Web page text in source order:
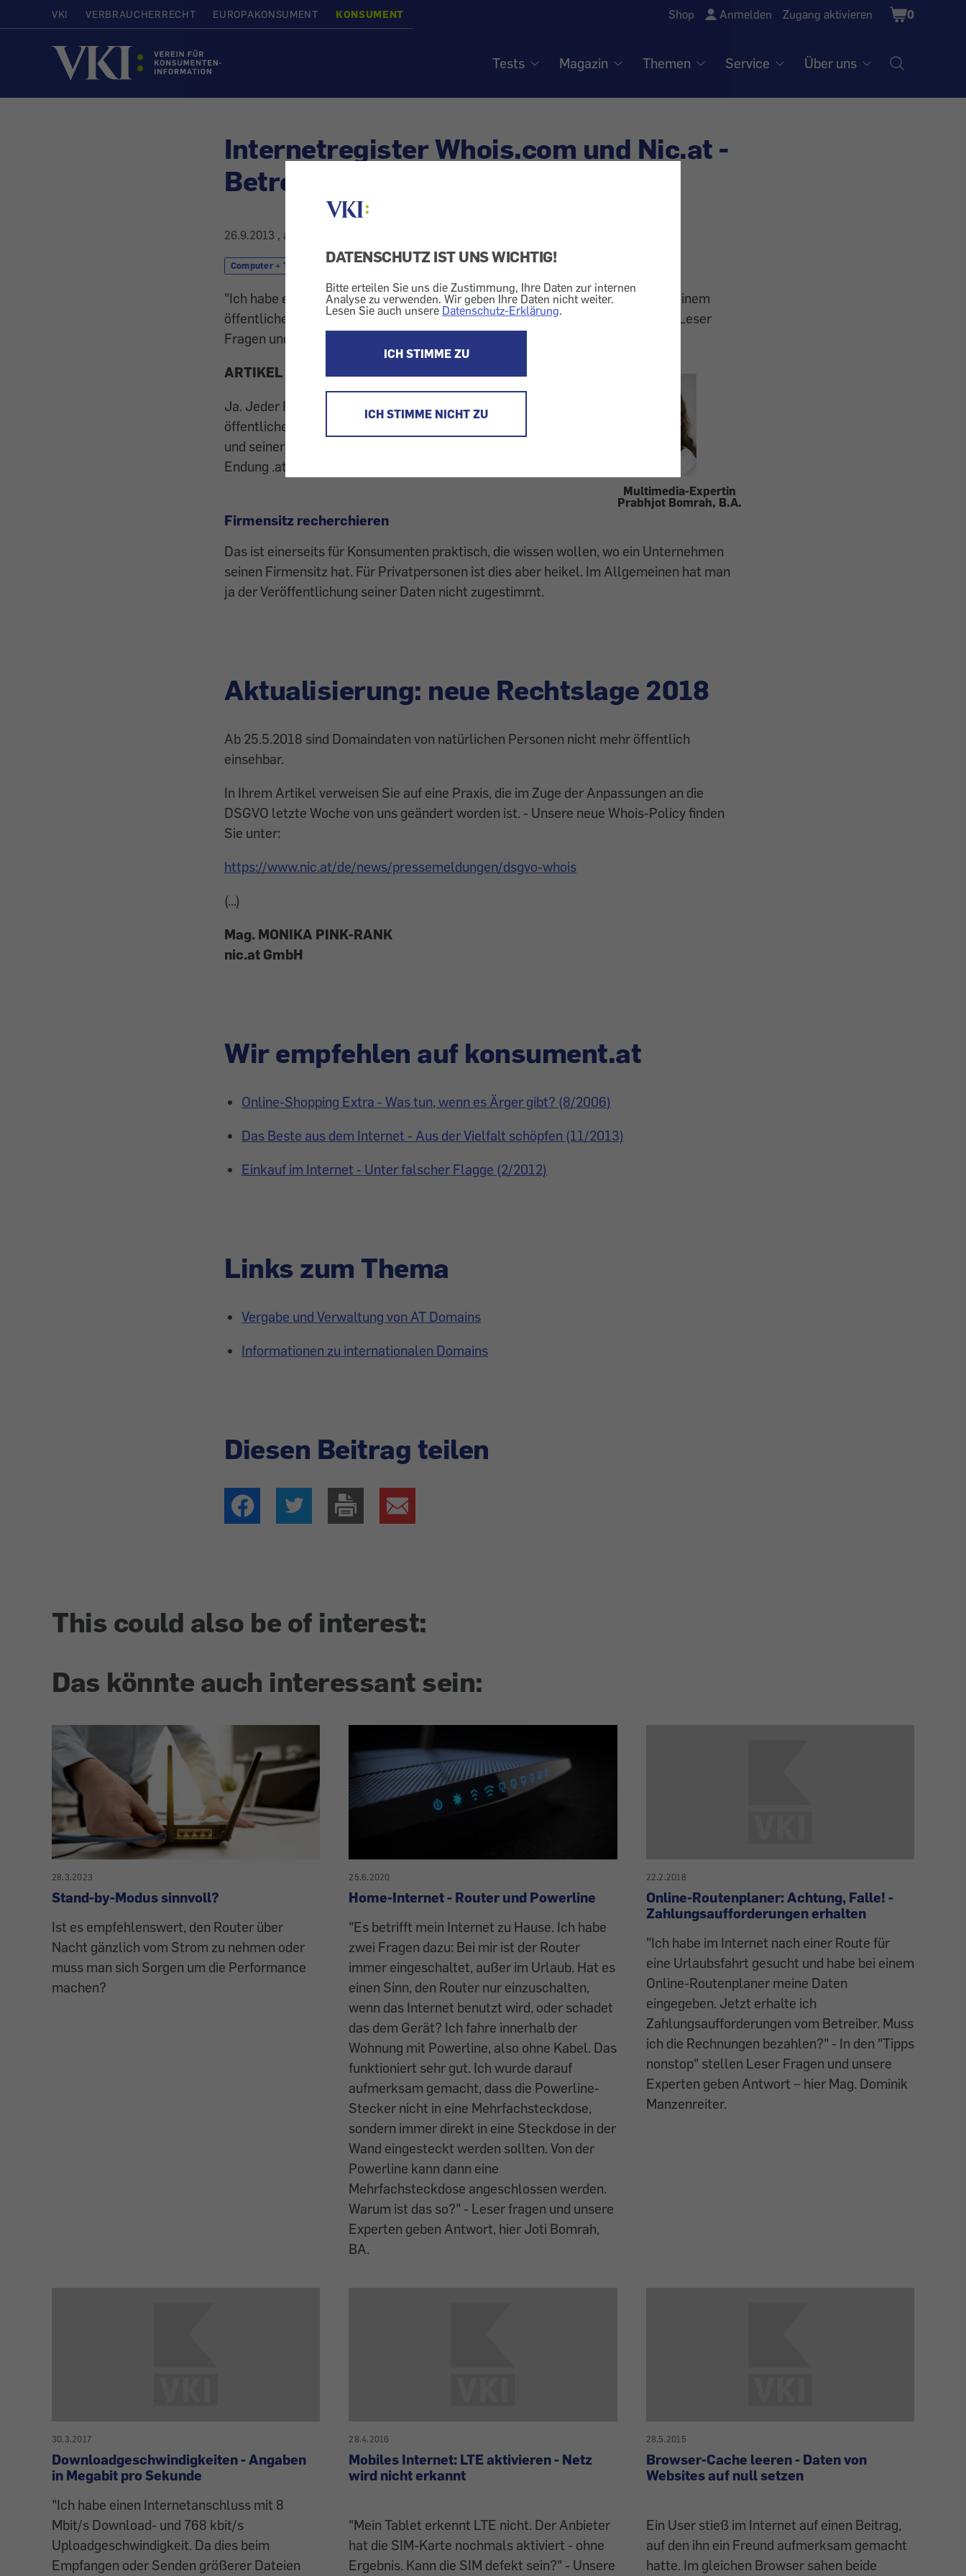
DATENSCHUTZ IST UNS WICHTIG!
Bitte erteilen Sie uns die Zustimmung, Ihre Daten zur internen
Analyse zu verwenden. Wir geben Ihre Daten nicht weiter.
Lesen Sie auch unsere Datenschutz-Erklärung.
ICH STIMME ZU
ICH STIMME NICHT ZU
VKI VERBRAUCHERRECHT EUROPAKONSUMENT KONSUMENT Shop Anmelden Zugang aktivieren
Shopping
Cart
0
Startseite
Tests Magazin Themen Service Über uns
Internetregister Whois.com und Nic.at -
Betreiber ist öffentlich
26.9.2013 , aktualisiert am
Computer + Telekom Internet
"Ich habe eine eigene Homepage. Stimmt es, dass jeder Website-Betreiber in einem
öffentlichen Register erfasst ist?" - In unserer Rubrik "Tipps nonstop" stellen Leser
Fragen und unsere Experten geben Antwort - hier Prabhjot Bomrah, B.A.
Multimedia-Expertin
Prabhjot Bomrah, B.A.
ARTIKEL VERALTET - LESEN SIE S 2
Ja. Jeder Inhaber einer Domain (Internet-Webseitenadresse) ist im
öffentliche Whois-Register (
und seiner genauen Adresse angeführt. Internetseiten mit der
Endung .at sind auch auf der Site
Firmensitz recherchieren
Das ist einerseits für Konsumenten praktisch, die wissen wollen, wo ein Unternehmen
seinen Firmensitz hat. Für Privatpersonen ist dies aber heikel. Im Allgemeinen hat man
ja der Veröffentlichung seiner Daten nicht zugestimmt.
Aktualisierung: neue Rechtslage 2018
Ab 25.5.2018 sind Domaindaten von natürlichen Personen nicht mehr öffentlich
einsehbar.
In Ihrem Artikel verweisen Sie auf eine Praxis, die im Zuge der Anpassungen an die
DSGVO letzte Woche von uns geändert worden ist. - Unsere neue Whois-Policy finden
Sie unter:
https://www.nic.at/de/news/pressemeldungen/dsgvo-whois
(...)
Mag. MONIKA PINK-RANK
nic.at GmbH
Wir empfehlen auf konsument.at
Online-Shopping Extra - Was tun, wenn es Ärger gibt? (8/2006)
Das Beste aus dem Internet - Aus der Vielfalt schöpfen (11/2013)
Einkauf im Internet - Unter falscher Flagge (2/2012)
Links zum Thema
Vergabe und Verwaltung von AT Domains
Informationen zu internationalen Domains
Diesen Beitrag teilen
This could also be of interest:
Das könnte auch interessant sein:
28.3.2023
Stand-by-Modus sinnvoll?
Ist es empfehlenswert, den Router über
Nacht gänzlich vom Strom zu nehmen oder
muss man sich Sorgen um die Performance
machen?
25.6.2020
Home-Internet - Router und Powerline
"Es betrifft mein Internet zu Hause. Ich habe
zwei Fragen dazu: Bei mir ist der Router
immer eingeschaltet, außer im Urlaub. Hat es
einen Sinn, den Router nur einzuschalten,
wenn das Internet benutzt wird, oder schadet
das dem Gerät? Ich fahre innerhalb der
Wohnung mit Powerline, also ohne Kabel. Das
funktioniert sehr gut. Ich wurde darauf
aufmerksam gemacht, dass die Powerline-
Stecker nicht in eine Mehrfachsteckdose,
sondern immer direkt in eine Steckdose in der
Wand eingesteckt werden sollten. Von der
Powerline kann dann eine
Mehrfachsteckdose angeschlossen werden.
Warum ist das so?" - Leser fragen und unsere
Experten geben Antwort, hier Joti Bomrah,
BA.
22.2.2018
Online-Routenplaner: Achtung, Falle! -
Zahlungsaufforderungen erhalten
"Ich habe im Internet nach einer Route für
eine Urlaubsfahrt gesucht und habe bei einem
Online-Routenplaner meine Daten
eingegeben. Jetzt erhalte ich
Zahlungsaufforderungen vom Betreiber. Muss
ich die Rechnungen bezahlen?" - In den "Tipps
nonstop" stellen Leser Fragen und unsere
Experten geben Antwort – hier Mag. Dominik
Manzenreiter.
30.3.2017
Downloadgeschwindigkeiten - Angaben
in Megabit pro Sekunde
"Ich habe einen Internetanschluss mit 8
Mbit/s Download- und 768 kbit/s
Uploadgeschwindigkeit. Da dies beim
Empfangen oder Senden größerer Dateien
28.4.2016
Mobiles Internet: LTE aktivieren - Netz
wird nicht erkannt
"Mein Tablet erkennt LTE nicht. Der Anbieter
hat die SIM-Karte nochmals aktiviert - ohne
Ergebnis. Kann die SIM defekt sein?" - Unsere
28.5.2015
Browser-Cache leeren - Daten von
Websites auf null setzen
Ein User stieß im Internet auf einen Beitrag,
auf den ihn ein Freund aufmerksam gemacht
hatte. Im gleichen Browser sahen beide